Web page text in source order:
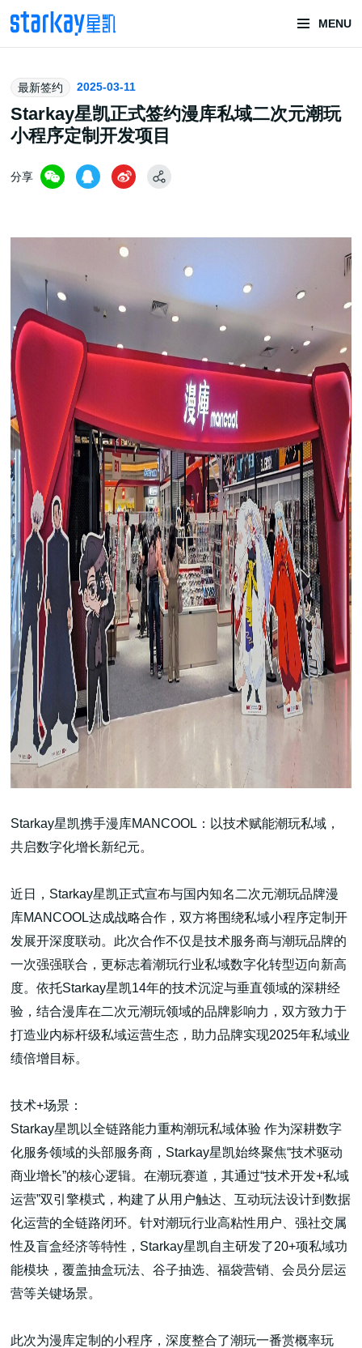
MENU
头部潮玩
技术服务商
潮玩技术解决方案
头部潮玩盲盒/谷子卡牌/二次元手办抽赏开发
一番赏/魔力赏/福袋抽赏/宝箱赏/无限赏
高端网站建设
广告大片形式做开发
最新签约 2025-03-11
Starkay星凯正式签约漫库私域二次元潮玩
小程序定制开发项目
分享
Starkay星凯携手漫库MANCOOL：以技术赋能潮玩私域，
共启数字化增长新纪元。
近日，Starkay星凯正式宣布与国内知名二次元潮玩品牌漫
库MANCOOL达成战略合作，双方将围绕私域小程序定制开
发展开深度联动。此次合作不仅是技术服务商与潮玩品牌的
一次强强联合，更标志着潮玩行业私域数字化转型迈向新高
度。依托Starkay星凯14年的技术沉淀与垂直领域的深耕经
验，结合漫库在二次元潮玩领域的品牌影响力，双方致力于
打造业内标杆级私域运营生态，助力品牌实现2025年私域业
绩倍增目标。
技术+场景：
Starkay星凯以全链路能力重构潮玩私域体验 作为深耕数字
化服务领域的头部服务商，Starkay星凯始终聚焦“技术驱动
商业增长”的核心逻辑。在潮玩赛道，其通过“技术开发+私域
运营”双引擎模式，构建了从用户触达、互动玩法设计到数据
化运营的全链路闭环。针对潮玩行业高粘性用户、强社交属
性及盲盒经济等特性，Starkay星凯自主研发了20+项私域功
能模块，覆盖抽盒玩法、谷子抽选、福袋营销、会员分层运
营等关键场景。
此次为漫库定制的小程序，深度整合了潮玩一番赏概率玩